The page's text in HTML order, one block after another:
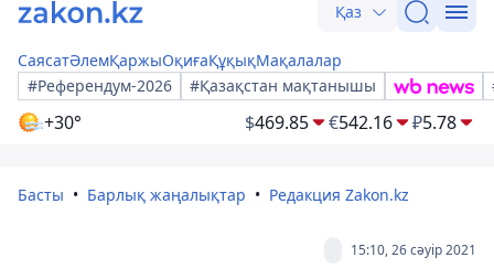
Қаз
СаясатӘлемҚаржыОқиғаҚұқықМақалалар
#Референдум-2026
#Қазақстан мақтанышы
+30° $469.85 €542.16 ₽5.78
Басты Барлық жаңалықтар Редакция Zakon.kz
15:10, 26 сәуір 2021